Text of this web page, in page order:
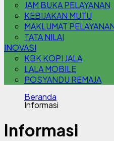
JAM BUKA PELAYANAN
KEBIJAKAN MUTU
MAKLUMAT
TATA NILAI
INOVASI
KBK KOPI JALA
LALA MOBILE
POSYANDU REMAJA
Beranda
Informasi
Informasi